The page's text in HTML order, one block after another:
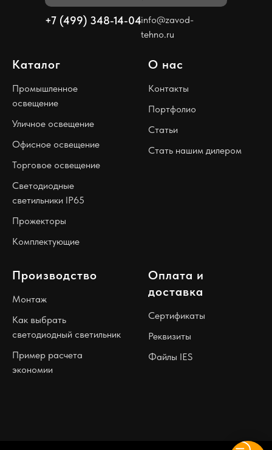
+7 (499) 348-14-04info@zavod-
tehno.ru
Каталог
Промышленное
освещение
Уличное освещение
Офисное освещение
Торговое освещение
Светодиодные
светильники IP65
Прожекторы
Комплектующие
О нас
Контакты
Портфолио
Статьи
Стать нашим дилером
Производство
Монтаж
Как выбрать
светодиодный светильник
Пример расчета
экономии
Оплата и
доставка
Сертификаты
Реквизиты
Файлы IES